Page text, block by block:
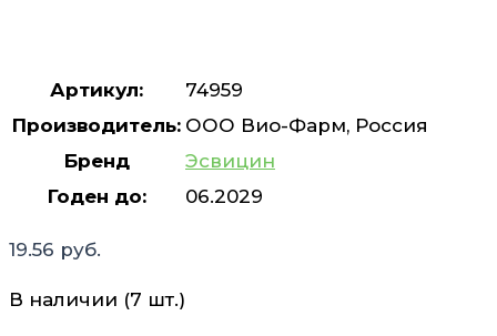
Артикул:
74959
Производитель: ООО Вио-Фарм, Россия
Бренд
Эсвицин
Годен до:
06.2029
19.56 руб.
В наличии (7 шт.)